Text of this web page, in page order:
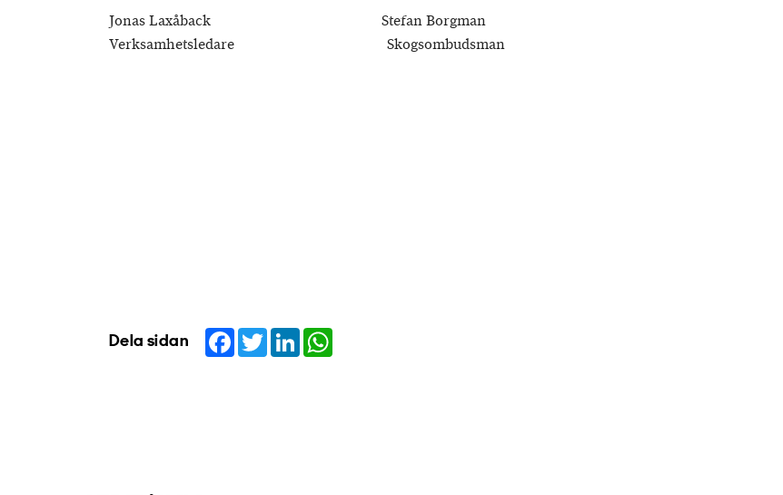
Jonas Laxåback Stefan Borgman
Verksamhetsledare Skogsombudsman
Dela sidan Facebook
TwitterLinkedIn